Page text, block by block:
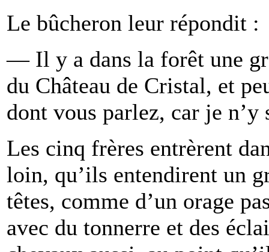
Le bûcheron leur répondit :
— Il y a dans la forêt une
du Château de Cristal, et
dont vous parlez, car je
Les cinq frères entrèrent
loin, qu’ils entendirent un
têtes, comme d’un orage
avec du tonnerre et des